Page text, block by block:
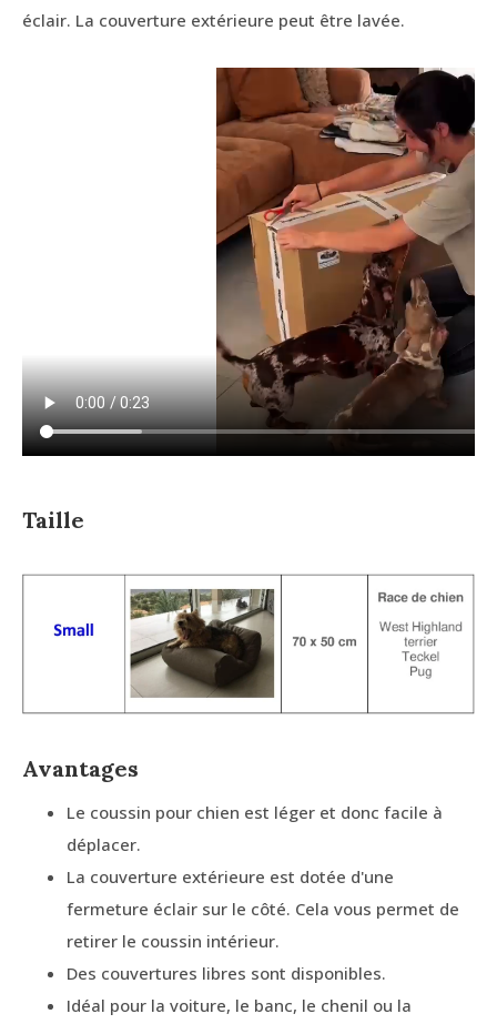
éclair. La couverture extérieure peut être lavée.
Taille
Avantages
Le coussin pour chien est léger et donc facile à
déplacer.
La couverture extérieure est dotée d'une
fermeture éclair sur le côté. Cela vous permet de
retirer le coussin intérieur.
Des couvertures libres sont disponibles.
Idéal pour la voiture, le banc, le chenil ou la